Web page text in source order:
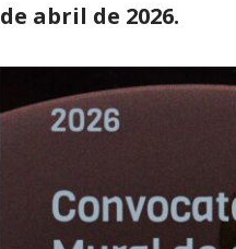
de abril de 2026.